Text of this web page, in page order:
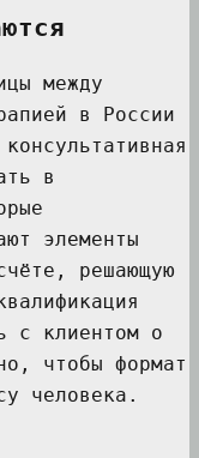
между
в России
в
элементы
решающую
с клиентом о
чтобы формат
человека.